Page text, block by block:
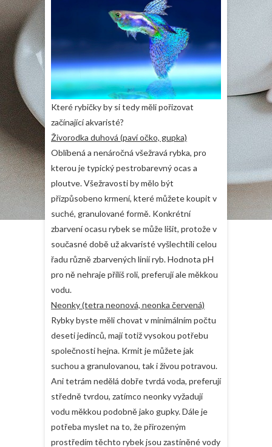
Které rybičky by si tedy měli pořizovat
začínající akvaristé?
Živorodka duhová (paví očko, gupka)
Oblíbená a nenáročná všežravá rybka, pro
kterou je typický pestrobarevný ocas a
ploutve. Všežravosti by mělo být
přizpůsobeno krmení, které můžete koupit v
suché, granulované formě. Konkrétní
zbarvení ocasu rybek se může lišit, protože v
současné době už akvaristé vyšlechtili celou
řadu různě zbarvených linií ryb. Hodnota pH
pro ně nehraje příliš roli, preferují ale měkkou
vodu.
Neonky (tetra neonová, neonka červená)
Rybky byste měli chovat v minimálním počtu
deseti jedinců, mají totiž vysokou potřebu
společnosti hejna. Krmit je můžete jak
suchou a granulovanou, tak i živou potravou.
Ani tetrám nedělá dobře tvrdá voda, preferují
středně tvrdou, zatímco neonky vyžadují
vodu měkkou podobně jako gupky. Dále je
potřeba myslet na to, že přirozeným
prostředím těchto rybek jsou zastíněné vody